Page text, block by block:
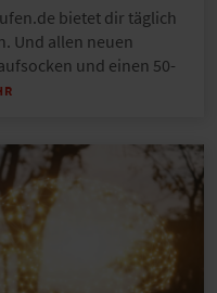
bietet dir täglich
Und allen neuen
und einen 50-